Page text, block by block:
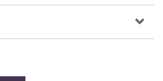
的計畫，期望能為不便親身親眼
外一種體驗這片土地的可能和想
近的土地，無時無刻都在唱著大
忙碌的視覺感官，張開耳朵，只
們認識到的臺灣會是什麼樣？